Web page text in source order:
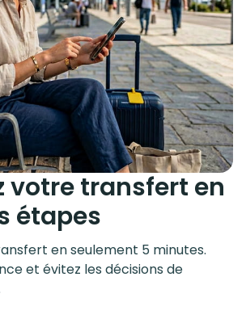
votre transfert en
étapes
en seulement 5 minutes.
et évitez les décisions de